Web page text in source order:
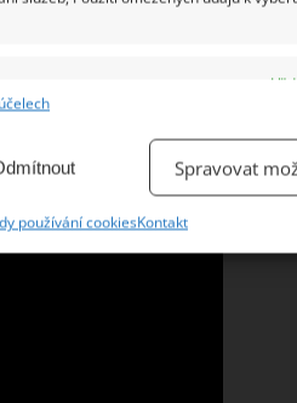
informací.
Spravovat
používání cookiesKontakt